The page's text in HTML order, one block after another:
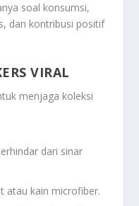
soal konsumsi,
dan kontribusi positif
VIRAL
menjaga koleksi
dari sinar
atau kain microfiber.